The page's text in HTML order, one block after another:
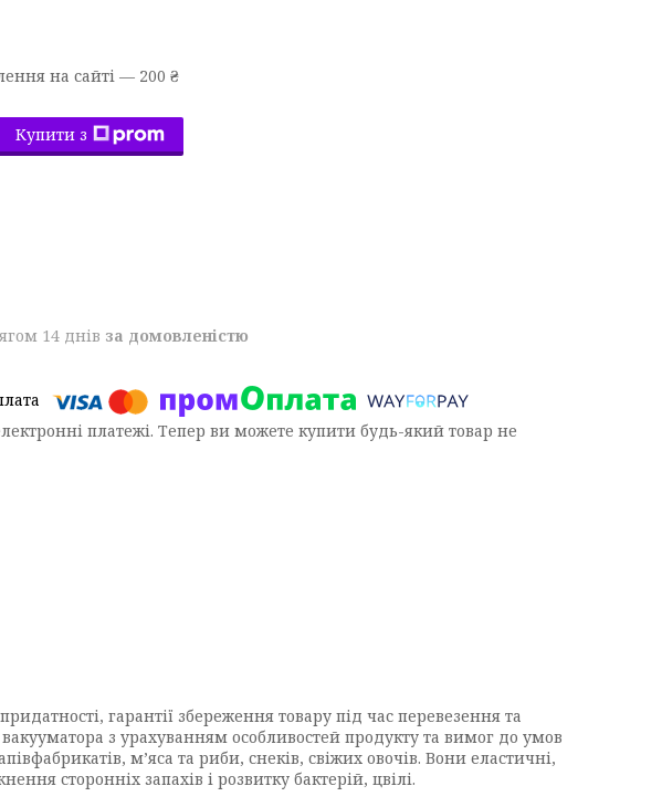
на сайті — 200 ₴
Купити з
14 днів за домовленістю
платежі. Тепер ви можете купити будь-який товар не
гарантії збереження товару під час перевезення та
з урахуванням особливостей продукту та вимог до умов
м’яса та риби, снеків, свіжих овочів. Вони еластичні,
сторонніх запахів і розвитку бактерій, цвілі.